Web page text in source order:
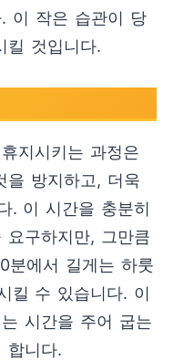
이 작은 습관이 당
킬 것입니다.
지시키는 과정은
을 방지하고, 더욱
. 이 시간을 충분히
구하지만, 그만큼
분에서 길게는 하룻
킬 수 있습니다. 이
시간을 주어 굽는
합니다.